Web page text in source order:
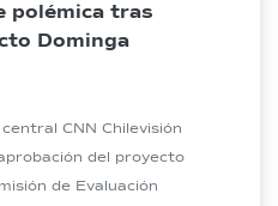
polémica tras
Dominga
CNN Chilevisión
del proyecto
de Evaluación